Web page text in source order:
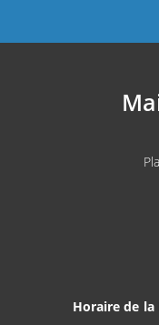
Horaire de la